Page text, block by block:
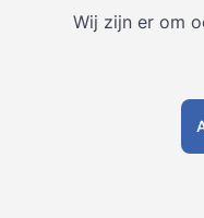
Wij zijn er om